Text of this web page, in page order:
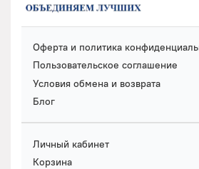
Оферта и политика
Пользовательское соглашение
Условия обмена и возврата
Блог
Личный кабинет
Корзина